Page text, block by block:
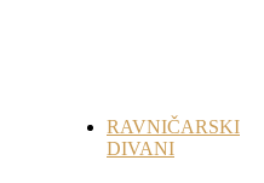
RAVNIČARSKI
DIVANI